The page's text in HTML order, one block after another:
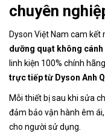
chuyên
Dyson Việt Nam cam kết
dưỡng quạt không cánh
linh kiện 100% chính
trực tiếp từ Dyson Anh
Mỗi thiết bị sau khi sửa
đảm bảo vận hành êm
cho người sử dụng.